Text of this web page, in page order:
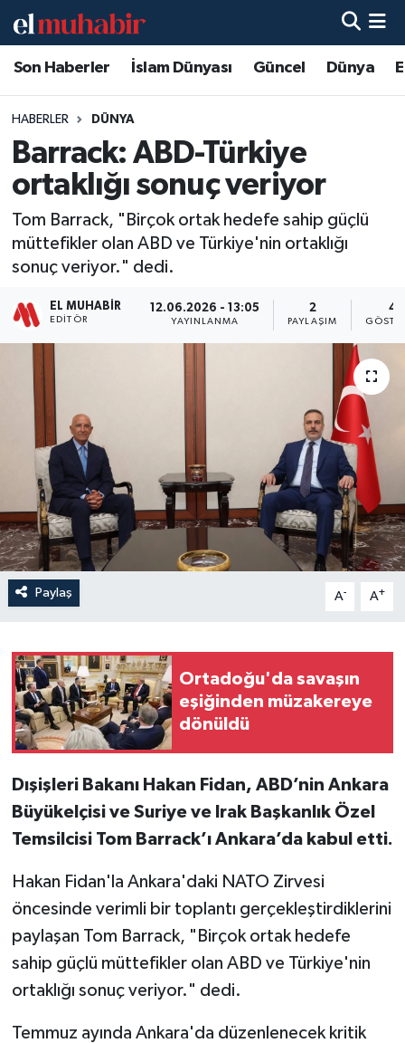
Son Haberler İslam Dünyası Güncel Dünya
HABERLER DÜNYA
Barrack: ABD-Türkiye
ortaklığı sonuç veriyor
Tom Barrack, "Birçok ortak hedefe sahip güçlü
müttefikler olan ABD ve Türkiye'nin ortaklığı
sonuç veriyor." dedi.
EL MUHABIR
EDITÖR
12.06.2026 - 13:05
YAYINLANMA
2
PAYLAŞIM
4
Paylaş A- A+
Ortadoğu'da savaşın
eşiğinden müzakereye
dönüldü
Dışişleri Bakanı Hakan Fidan, ABD’nin Ankara
Büyükelçisi ve Suriye ve Irak Başkanlık Özel
Temsilcisi Tom Barrack’ı Ankara’da kabul etti.
Hakan Fidan'la Ankara'daki NATO Zirvesi
öncesinde verimli bir toplantı gerçekleştirdiklerini
paylaşan Tom Barrack, "Birçok ortak hedefe
sahip güçlü müttefikler olan ABD ve Türkiye'nin
ortaklığı sonuç veriyor." dedi.
Temmuz ayında Ankara'da düzenlenecek kritik
Hava Durumu
Trafik Durumu
Süper Lig Puan Durumu ve Fikstür
Son Dakika Haberleri
Haber Arşivi